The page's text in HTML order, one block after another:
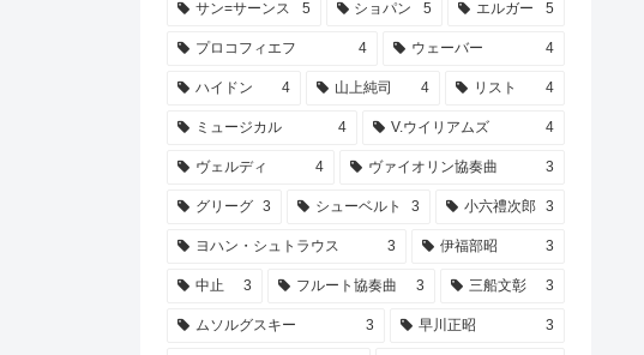
サン=サーンス 5 ショパン 5 エルガー 5
プロコフィエフ 4 ウェーバー 4
ハイドン 4 山上純司 4 リスト 4
ミュージカル 4 V.ウイリアムズ 4
ヴェルディ 4 ヴァイオリン協奏曲 3
グリーグ 3 シューベルト 3 小六禮次郎 3
ヨハン・シュトラウス 3 伊福部昭 3
中止 3 フルート協奏曲 3 三船文彰 3
ムソルグスキー 3 早川正昭 3